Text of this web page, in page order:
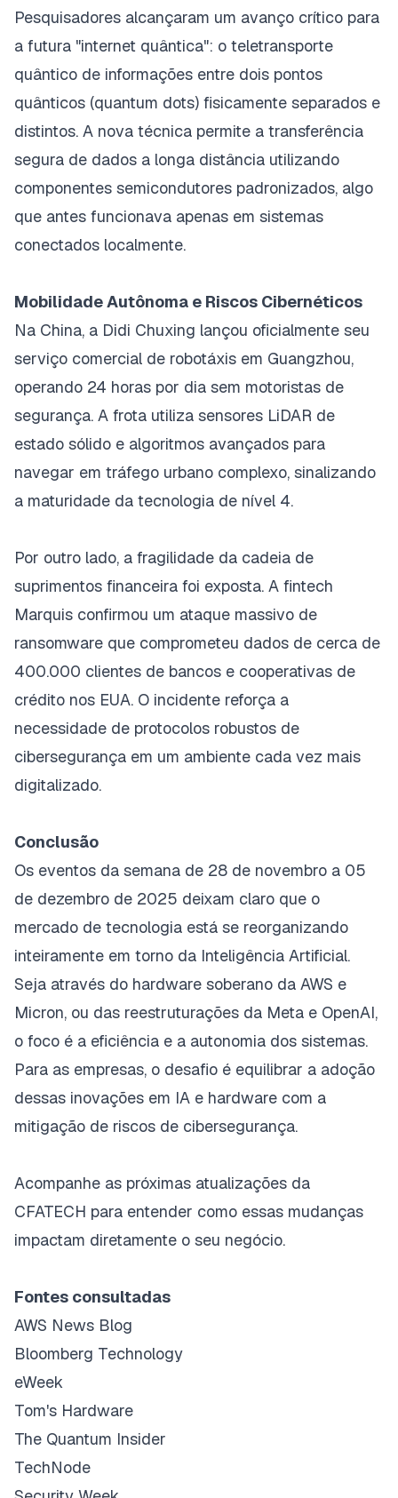
Pesquisadores alcançaram um avanço crítico para
a futura "internet quântica": o teletransporte
quântico de informações entre dois pontos
quânticos (quantum dots) fisicamente separados e
distintos. A nova técnica permite a transferência
segura de dados a longa distância utilizando
componentes semicondutores padronizados, algo
que antes funcionava apenas em sistemas
conectados localmente.
Mobilidade Autônoma e Riscos Cibernéticos
Na China, a Didi Chuxing lançou oficialmente seu
serviço comercial de robotáxis em Guangzhou,
operando 24 horas por dia sem motoristas de
segurança. A frota utiliza sensores LiDAR de
estado sólido e algoritmos avançados para
navegar em tráfego urbano complexo, sinalizando
a maturidade da tecnologia de nível 4.
Por outro lado, a fragilidade da cadeia de
suprimentos financeira foi exposta. A fintech
Marquis confirmou um ataque massivo de
ransomware que comprometeu dados de cerca de
400.000 clientes de bancos e cooperativas de
crédito nos EUA. O incidente reforça a
necessidade de protocolos robustos de
cibersegurança em um ambiente cada vez mais
digitalizado.
Conclusão
Os eventos da semana de 28 de novembro a 05
de dezembro de 2025 deixam claro que o
mercado de tecnologia está se reorganizando
inteiramente em torno da Inteligência Artificial.
Seja através do hardware soberano da AWS e
Micron, ou das reestruturações da Meta e OpenAI,
o foco é a eficiência e a autonomia dos sistemas.
Para as empresas, o desafio é equilibrar a adoção
dessas inovações em IA e hardware com a
mitigação de riscos de cibersegurança.
Acompanhe as próximas atualizações da
CFATECH para entender como essas mudanças
impactam diretamente o seu negócio.
Fontes consultadas
AWS News Blog
Bloomberg Technology
eWeek
Tom's Hardware
The Quantum Insider
TechNode